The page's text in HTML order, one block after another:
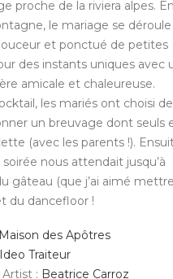
proche de la riviera alpes.
le mariage se déroule
et ponctué de petites
des instants uniques avec
amicale et chaleureuse.
les mariés ont choisi de
un breuvage dont seuls
(avec les parents !).
nous attendait jusqu’à
gâteau (que j’ai aimé
du dancefloor !
des Apôtres
Ideo Traiteur
: Beatrice Carroz